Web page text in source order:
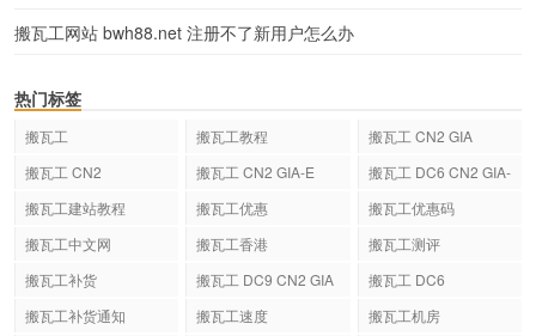
搬瓦工网站 bwh88.net 注册不了新用户怎么办
热门标签
搬瓦工 搬瓦工教程
搬瓦工 CN2 GIA
搬瓦工 CN2
搬瓦工 CN2 GIA-E
搬瓦工 DC6 CN2 GIA-
搬瓦工建站教程 搬瓦工优惠
搬瓦工优惠码
搬瓦工中文网
搬瓦工香港
搬瓦工测评
搬瓦工补货
搬瓦工 DC9 CN2 GIA
搬瓦工 DC6
搬瓦工补货通知
搬瓦工速度 搬瓦工机房